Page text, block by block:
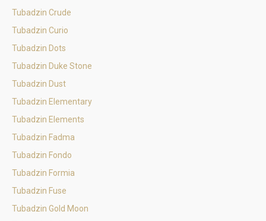
Tubadzin Crude
Tubadzin Curio
Tubadzin Dots
Tubadzin Duke Stone
Tubadzin Dust
Tubadzin Elementary
Tubadzin Elements
Tubadzin Fadma
Tubadzin Fondo
Tubadzin Formia
Tubadzin Fuse
Tubadzin Gold Moon